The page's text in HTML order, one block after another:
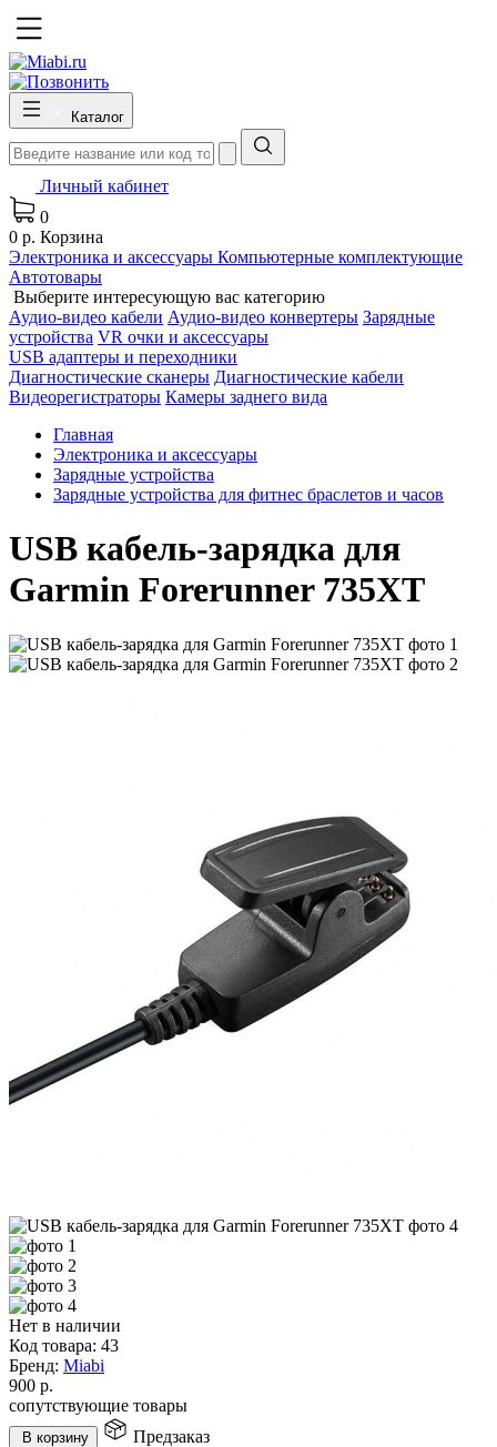
Каталог
Личный кабинет
0
0 р. Корзина
Электроника и аксессуары Компьютерные комплектующие
Автотовары
Выберите интересующую вас категорию
Аудио-видео кабели Аудио-видео конвертеры Зарядные
устройства VR очки и аксессуары
USB адаптеры и переходники
Диагностические сканеры Диагностические кабели
Видеорегистраторы Камеры заднего вида
Главная
Электроника и аксессуары
Зарядные устройства
Зарядные устройства для фитнес браслетов и часов
USB кабель-зарядка для
Garmin Forerunner 735XT
Нет в наличии
Код товара: 43
Бренд: Miabi
900 р.
сопутствующие товары
В корзину
Предзаказ